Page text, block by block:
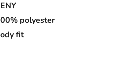
polyester
fit